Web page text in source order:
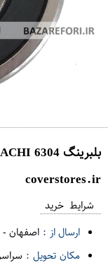
بلبرینگ 6304 NACHI
coverstores.ir
شرایط خرید
ارسال از : اصفهان-
مکان تحویل :